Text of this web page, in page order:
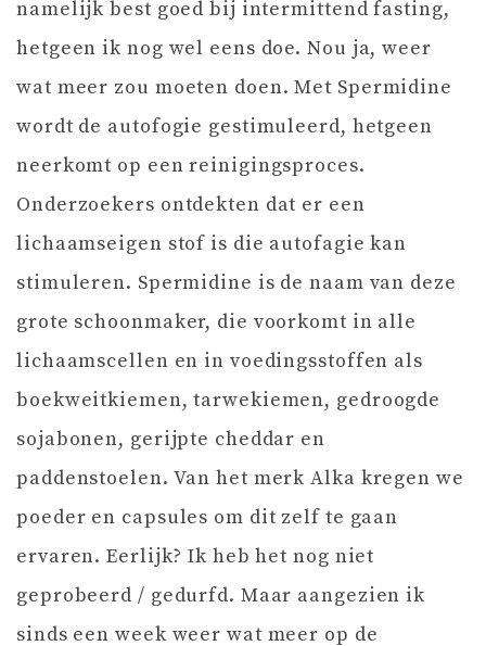
namelijk best goed bij intermittend fasting,
hetgeen ik nog wel eens doe. Nou ja, weer
wat meer zou moeten doen. Met Spermidine
wordt de autofogie gestimuleerd, hetgeen
neerkomt op een reinigingsproces.
Onderzoekers ontdekten dat er een
lichaamseigen stof is die autofagie kan
stimuleren. Spermidine is de naam van deze
grote schoonmaker, die voorkomt in alle
lichaamscellen en in voedingsstoffen als
boekweitkiemen, tarwekiemen, gedroogde
sojabonen, gerijpte cheddar en
paddenstoelen. Van het merk Alka kregen we
poeder en capsules om dit zelf te gaan
ervaren. Eerlijk? Ik heb het nog niet
geprobeerd / gedurfd. Maar aangezien ik
sinds een week weer wat meer op de